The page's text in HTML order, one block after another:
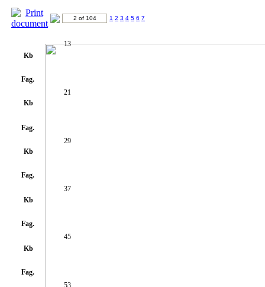
2 of 104 1 2 3 4 5 6 7
Kb
Fag.
13
Kb
Fag.
21
Kb
Fag.
29
Kb
Fag.
37
Kb
Fag.
45
53